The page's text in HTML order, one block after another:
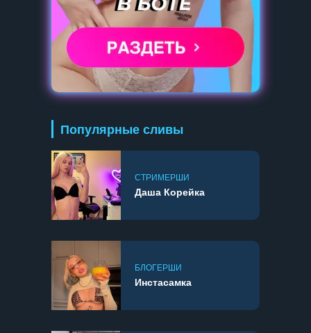
Популярные сливы
СТРИМЕРШИ
Даша Корейка
БЛОГЕРШИ
Инстасамка